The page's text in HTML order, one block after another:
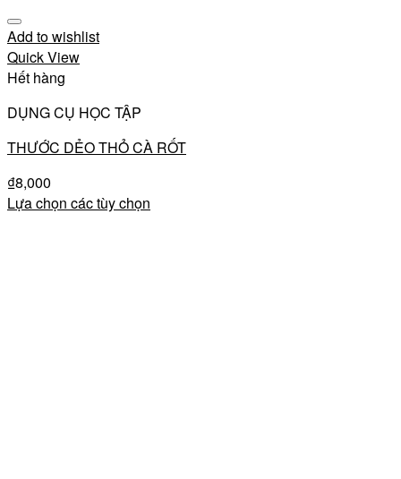
Add to wishlist
Quick View
Hết hàng
DỤNG CỤ HỌC TẬP
THƯỚC DẺO THỎ CÀ RỐT
₫8,000
Lựa chọn các tùy chọn